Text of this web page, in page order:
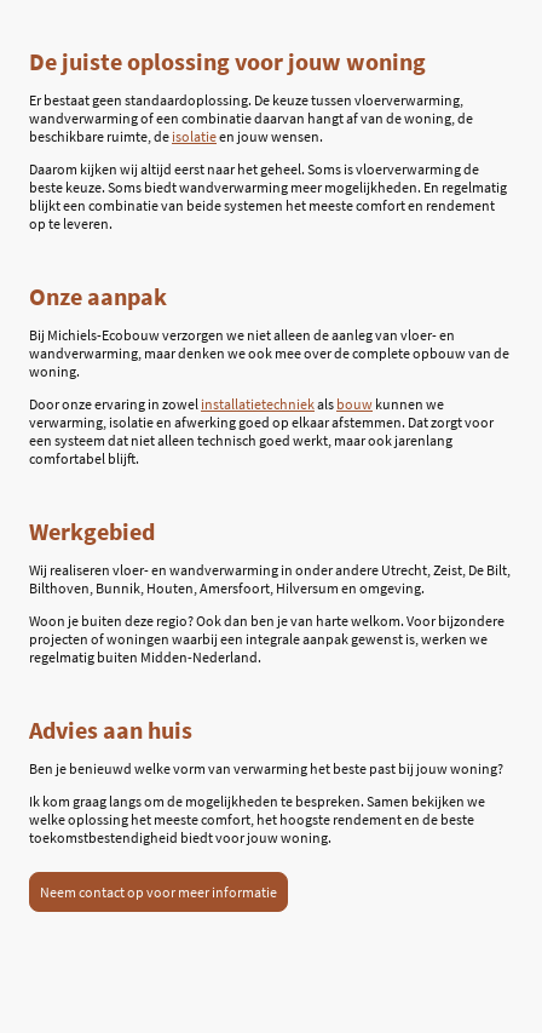
De juiste oplossing voor jouw woning
Er bestaat geen standaardoplossing. De keuze tussen vloerverwarming,
wandverwarming of een combinatie daarvan hangt af van de woning, de
beschikbare ruimte, de isolatieen jouw wensen.
Daarom kijken wij altijd eerst naar het geheel. Soms is vloerverwarming de
beste keuze. Soms biedt wandverwarming meer mogelijkheden. En regelmatig
blijkt een combinatie van beide systemen het meeste comfort en rendement
op te leveren.
Onze aanpak
Bij Michiels-Ecobouw verzorgen we niet alleen de aanleg van vloer- en
wandverwarming, maar denken we ook mee over de complete opbouw van de
woning.
Door onze ervaring in zowel installatietechniekals bouw kunnen we
verwarming, isolatie en afwerking goed op elkaar afstemmen. Dat zorgt voor
een systeem dat niet alleen technisch goed werkt, maar ook jarenlang
comfortabel blijft.
Werkgebied
Wij realiseren vloer- en wandverwarming in onder andere Utrecht, Zeist, De Bilt,
Bilthoven, Bunnik, Houten, Amersfoort, Hilversum en omgeving.
Woon je buiten deze regio? Ook dan ben je van harte welkom. Voor bijzondere
projecten of woningen waarbij een integrale aanpak gewenst is, werken we
regelmatig buiten Midden-Nederland.
Advies aan huis
Ben je benieuwd welke vorm van verwarming het beste past bij jouw woning?
Ik kom graag langs om de mogelijkheden te bespreken. Samen bekijken we
welke oplossing het meeste comfort, het hoogste rendement en de beste
toekomstbestendigheid biedt voor jouw woning.
Neem contact op voor meer informatie